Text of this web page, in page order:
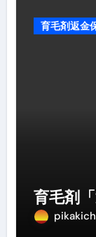
育毛剤返金
育毛剤